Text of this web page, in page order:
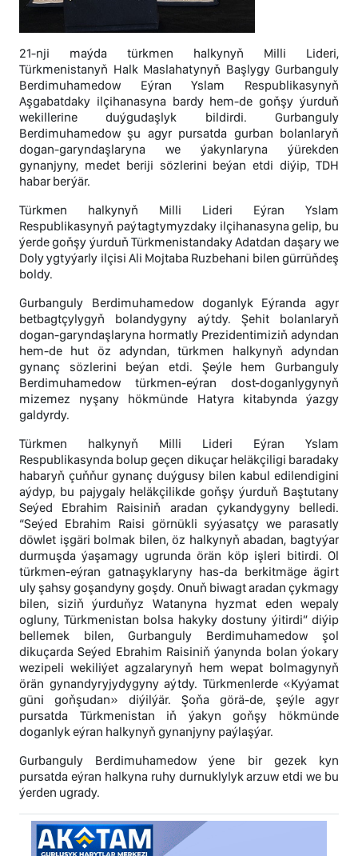
21-nji maýda türkmen halkynyň Milli Lideri,
Türkmenistanyň Halk Maslahatynyň Başlygy Gurbanguly
Berdimuhamedow Eýran Yslam Respublikasynyň
Aşgabatdaky ilçihanasyna bardy hem-de goňşy ýurduň
wekillerine duýgudaşlyk bildirdi. Gurbanguly
Berdimuhamedow şu agyr pursatda gurban bolanlaryň
dogan-garyndaşlaryna we ýakynlaryna ýürekden
gynanjyny, medet beriji sözlerini beýan etdi diýip, TDH
habar berýär.
Türkmen halkynyň Milli Lideri Eýran Yslam
Respublikasynyň paýtagtymyzdaky ilçihanasyna gelip, bu
ýerde goňşy ýurduň Türkmenistandaky Adatdan daşary we
Doly ygtyýarly ilçisi Ali Mojtaba Ruzbehani bilen gürrüňdeş
boldy.
Gurbanguly Berdimuhamedow doganlyk Eýranda agyr
betbagtçylygyň bolandygyny aýtdy. Şehit bolanlaryň
dogan-garyndaşlaryna hormatly Prezidentimiziň adyndan
hem-de hut öz adyndan, türkmen halkynyň adyndan
gynanç sözlerini beýan etdi. Şeýle hem Gurbanguly
Berdimuhamedow türkmen-eýran dost-doganlygynyň
mizemez nyşany hökmünde Hatyra kitabynda ýazgy
galdyrdy.
Türkmen halkynyň Milli Lideri Eýran Yslam
Respublikasynda bolup geçen dikuçar heläkçiligi baradaky
habaryň çuňňur gynanç duýgusy bilen kabul edilendigini
aýdyp, bu pajygaly heläkçilikde goňşy ýurduň Baştutany
Seýed Ebrahim Raisiniň aradan çykandygyny belledi.
“Seýed Ebrahim Raisi görnükli syýasatçy we parasatly
döwlet işgäri bolmak bilen, öz halkynyň abadan, bagtyýar
durmuşda ýaşamagy ugrunda örän köp işleri bitirdi. Ol
türkmen-eýran gatnaşyklaryny has-da berkitmäge ägirt
uly şahsy goşandyny goşdy. Onuň biwagt aradan çykmagy
bilen, siziň ýurduňyz Watanyna hyzmat eden wepaly
ogluny, Türkmenistan bolsa hakyky dostuny ýitirdi” diýip
bellemek bilen, Gurbanguly Berdimuhamedow şol
dikuçarda Seýed Ebrahim Raisiniň ýanynda bolan ýokary
wezipeli wekiliýet agzalarynyň hem wepat bolmagynyň
örän gynandyryjydygyny aýtdy. Türkmenlerde «Kyýamat
güni goňşudan» diýilýär. Şoňa görä-de, şeýle agyr
pursatda Türkmenistan iň ýakyn goňşy hökmünde
doganlyk eýran halkynyň gynanjyny paýlaşýar.
Gurbanguly Berdimuhamedow ýene bir gezek kyn
pursatda eýran halkyna ruhy durnuklylyk arzuw etdi we bu
ýerden ugrady.